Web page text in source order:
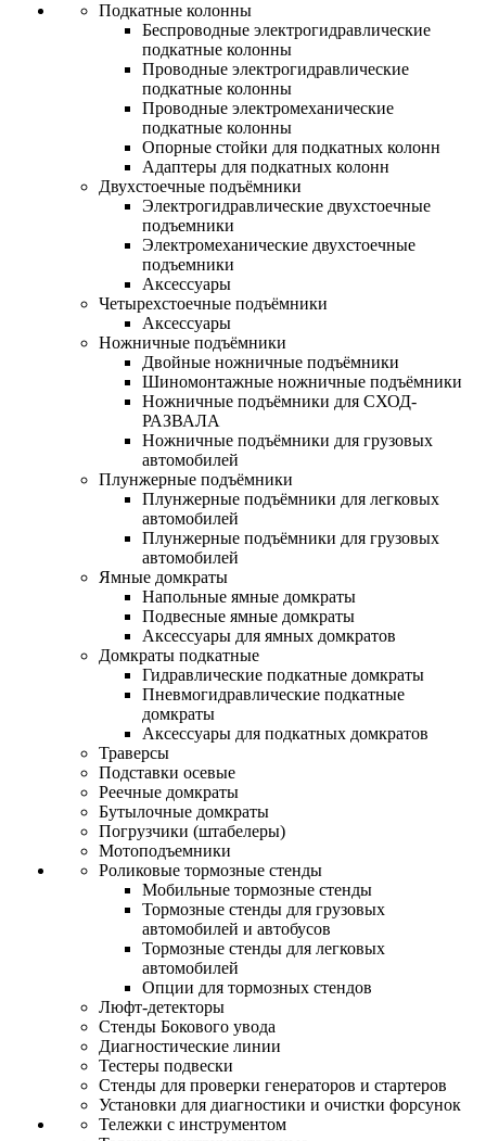
Подкатные колонны
Беспроводные электрогидравлические
подкатные колонны
Проводные электрогидравлические
подкатные колонны
Проводные электромеханические
подкатные колонны
Опорные стойки для подкатных колонн
Адаптеры для подкатных колонн
Двухстоечные подъёмники
Электрогидравлические двухстоечные
подъемники
Электромеханические двухстоечные
подъемники
Аксессуары
Четырехстоечные подъёмники
Аксессуары
Ножничные подъёмники
Двойные ножничные подъёмники
Шиномонтажные ножничные подъёмники
Ножничные подъёмники для СХОД-
РАЗВАЛА
Ножничные подъёмники для грузовых
автомобилей
Плунжерные подъёмники
Плунжерные подъёмники для легковых
автомобилей
Плунжерные подъёмники для грузовых
автомобилей
Ямные домкраты
Напольные ямные домкраты
Подвесные ямные домкраты
Аксессуары для ямных домкратов
Домкраты подкатные
Гидравлические подкатные домкраты
Пневмогидравлические подкатные
домкраты
Аксессуары для подкатных домкратов
Траверсы
Подставки осевые
Реечные домкраты
Бутылочные домкраты
Погрузчики (штабелеры)
Мотоподъемники
Роликовые тормозные стенды
Мобильные тормозные стенды
Тормозные стенды для грузовых
автомобилей и автобусов
Тормозные стенды для легковых
автомобилей
Опции для тормозных стендов
Люфт-детекторы
Стенды Бокового увода
Диагностические линии
Тестеры подвески
Стенды для проверки генераторов и стартеров
Установки для диагностики и очистки форсунок
Тележки с инструментом